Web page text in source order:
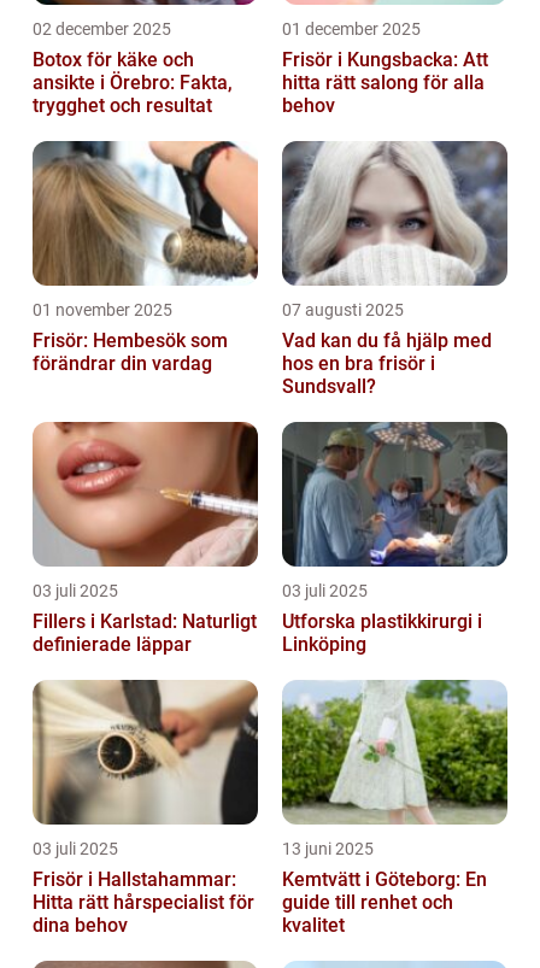
02 december 2025
Botox för käke och
ansikte i Örebro: Fakta,
trygghet och resultat
01 december 2025
Frisör i Kungsbacka: Att
hitta rätt salong för alla
behov
01 november 2025
Frisör: Hembesök som
förändrar din vardag
07 augusti 2025
Vad kan du få hjälp med
hos en bra frisör i
Sundsvall?
03 juli 2025
Fillers i Karlstad: Naturligt
definierade läppar
03 juli 2025
Utforska plastikkirurgi i
Linköping
03 juli 2025
Frisör i Hallstahammar:
Hitta rätt hårspecialist för
dina behov
13 juni 2025
Kemtvätt i Göteborg: En
guide till renhet och
kvalitet